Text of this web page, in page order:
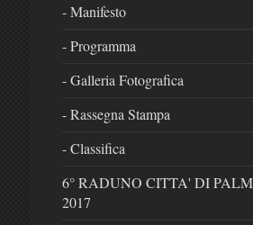
- Manifesto
- Programma
- Galleria Fotografica
- Rassegna Stampa
- Classifica
6° RADUNO CITTA' DI
2017